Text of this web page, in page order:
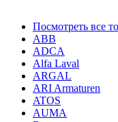
Посмотреть все
ABB
ADCA
Alfa Laval
ARGAL
ARI Armaturen
ATOS
AUMA